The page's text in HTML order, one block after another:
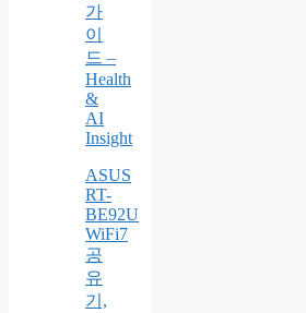
가
이
드 –
Health
&
AI
Insight
ASUS
RT-
BE92U
WiFi7
공
유
기,